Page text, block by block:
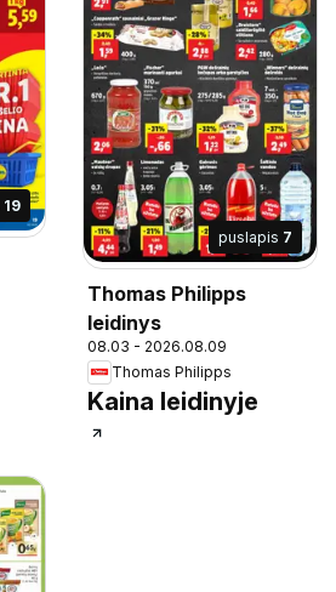
19
puslapis 7
Thomas Philipps
leidinys
08.03 - 2026.08.09
Thomas Philipps
Kaina leidinyje